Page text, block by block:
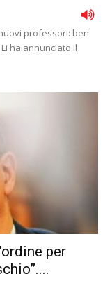
professori: ben
ha annunciato il
per